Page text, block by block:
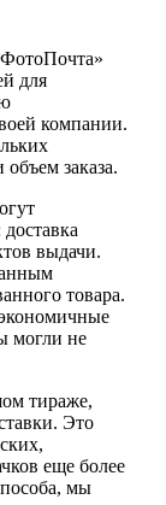
для
компании.
заказа.
выдачи.
товара.
могли не
тираже,
Это
еще более
мы